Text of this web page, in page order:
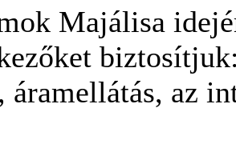
Majálisa
áramellátás, az